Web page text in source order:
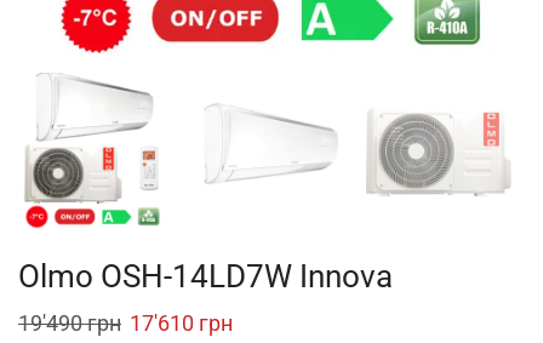
Olmo OSH-14LD7W Innova
19'490грн Original
17'610 грн